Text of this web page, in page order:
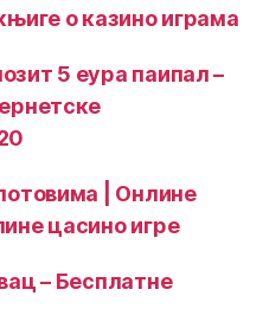
о казино играма
5 еура паипал –
| Онлине
цасино игре
– Бесплатне